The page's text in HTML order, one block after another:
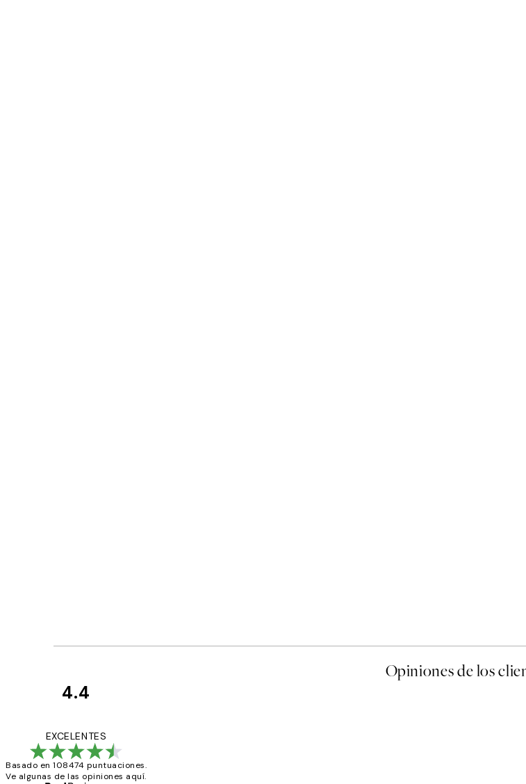
Opiniones de los
4.4
EXCELENTES
Basado en 108474 puntuaciones.
Ve algunas de las opiniones aquí.